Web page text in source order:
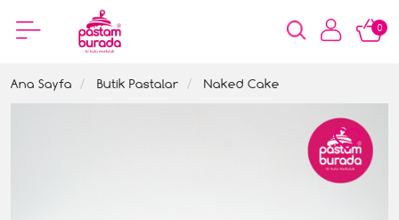
0
Ana Sayfa Butik Pastalar Naked Cake